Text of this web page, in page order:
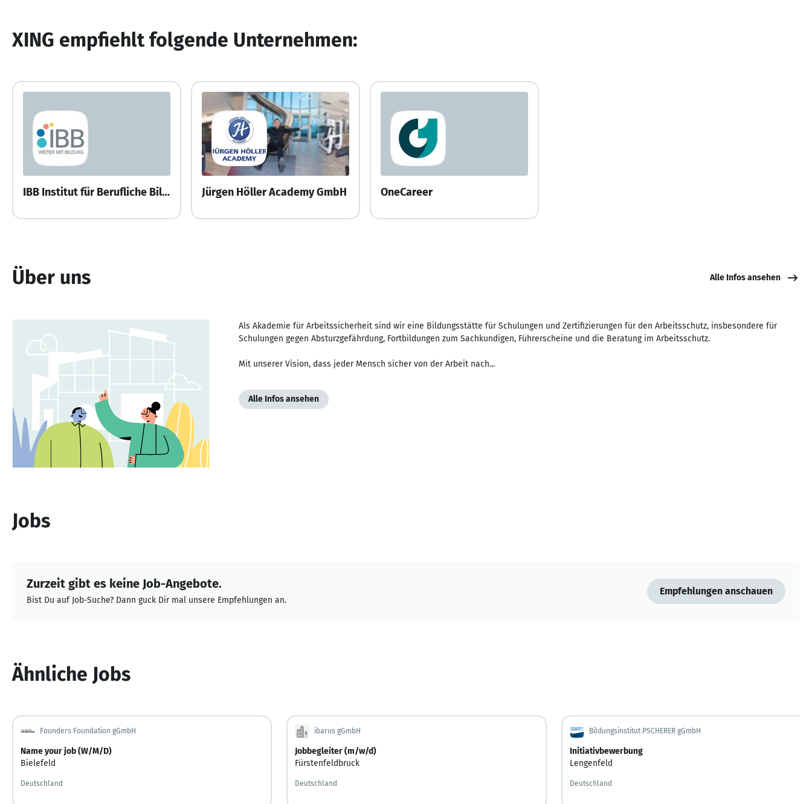
XING empfiehlt folgende Unternehmen:
IBB Institut für Berufliche Bildung AG Jürgen Höller Academy GmbH OneCareer
Über uns Alle Infos ansehen
Als Akademie für Arbeitssicherheit sind wir eine Bildungsstätte für Schulungen und Zertifizierungen für den Arbeitsschutz, insbesondere für
Schulungen gegen Absturzgefährdung, Fortbildungen zum Sachkundigen, Führerscheine und die Beratung im Arbeitsschutz.
Mit unserer Vision, dass jeder Mensch sicher von der Arbeit nach...
Alle Infos ansehen
Jobs
Zurzeit gibt es keine Job-Angebote.
Bist Du auf Job-Suche? Dann guck Dir mal unsere Empfehlungen an.
Empfehlungen anschauen
Ähnliche Jobs
Founders Foundation gGmbH
Name your job (W/M/D)
Bielefeld
Deutschland
ibarus gGmbH
Jobbegleiter (m/w/d)
Fürstenfeldbruck
Deutschland
Bildungsinstitut PSCHERER gGmbH
Initiativbewerbung
Lengenfeld
Deutschland